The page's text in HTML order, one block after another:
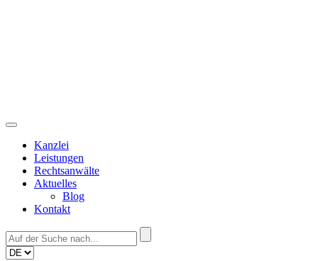
Kanzlei
Leistungen
Rechtsanwälte
Aktuelles
Blog
Kontakt